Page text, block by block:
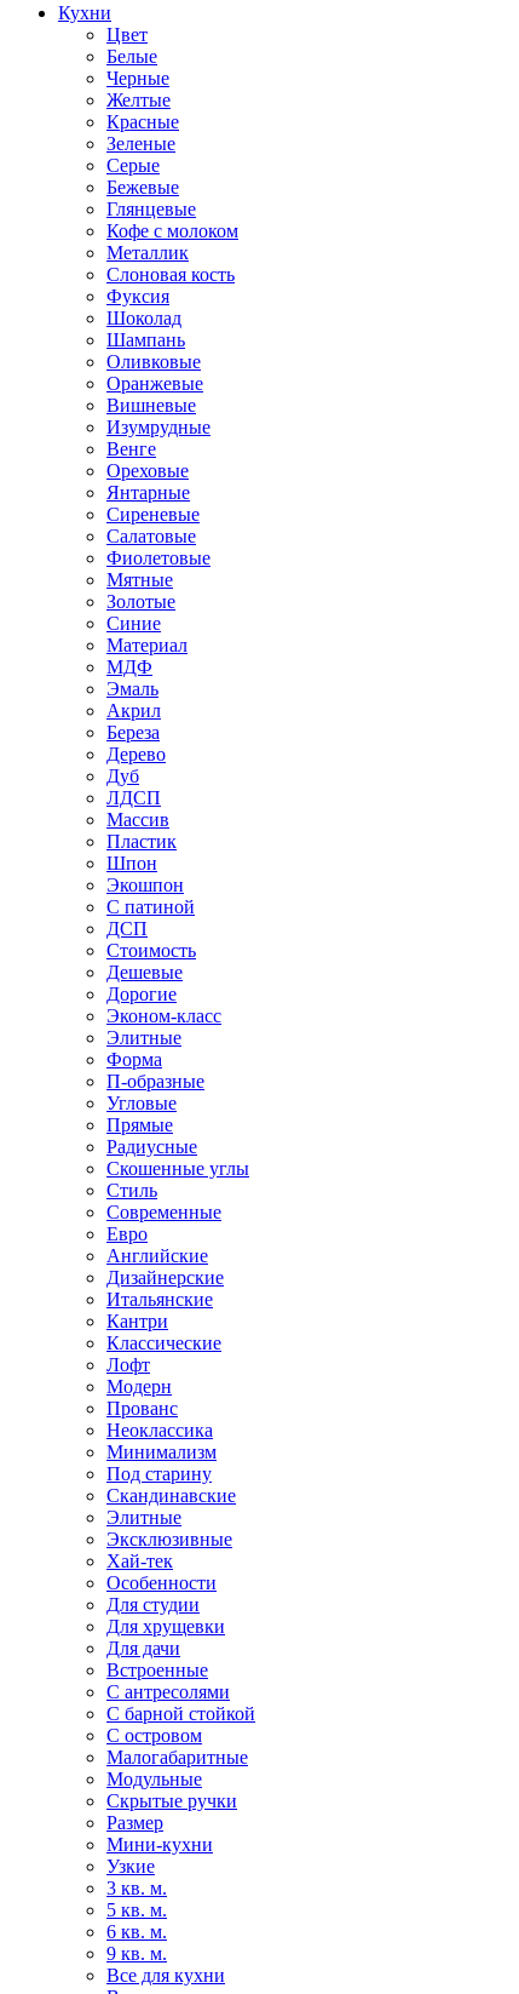
Кухни
Цвет
Белые
Черные
Желтые
Красные
Зеленые
Серые
Бежевые
Глянцевые
Кофе с молоком
Металлик
Слоновая кость
Фуксия
Шоколад
Шампань
Оливковые
Оранжевые
Вишневые
Изумрудные
Венге
Ореховые
Янтарные
Сиреневые
Салатовые
Фиолетовые
Мятные
Золотые
Синие
Материал
МДФ
Эмаль
Акрил
Береза
Дерево
Дуб
ЛДСП
Массив
Пластик
Шпон
Экошпон
С патиной
ДСП
Стоимость
Дешевые
Дорогие
Эконом-класс
Элитные
Форма
П-образные
Угловые
Прямые
Радиусные
Скошенные углы
Стиль
Современные
Евро
Английские
Дизайнерские
Итальянские
Кантри
Классические
Лофт
Модерн
Прованс
Неоклассика
Минимализм
Под старину
Скандинавские
Элитные
Эксклюзивные
Хай-тек
Особенности
Для студии
Для хрущевки
Для дачи
Встроенные
С антресолями
С барной стойкой
С островом
Малогабаритные
Модульные
Скрытые ручки
Размер
Мини-кухни
Узкие
3 кв. м.
5 кв. м.
6 кв. м.
9 кв. м.
Все для кухни